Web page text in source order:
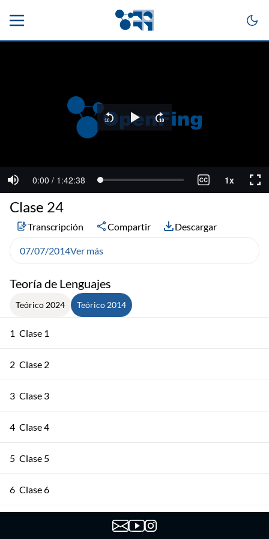
Teoría de Lenguajes
Teórico 2024 Teórico 2014
1 Clase 1
2 Clase 2
3 Clase 3
4 Clase 4
5 Clase 5
6 Clase 6
Clase 24
Transcripción Compartir Descargar
07/07/2014Ver más